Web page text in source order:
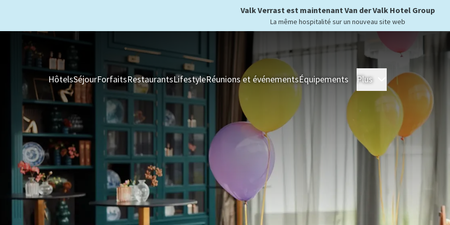
Valk Verrast est maintenant Van der Valk Hotel Group
La même hospitalité sur un nouveau site web
HôtelsSéjourForfaitsRestaurantsLifestyleRéunions et événementsÉquipements Plus Hôtels Séjour